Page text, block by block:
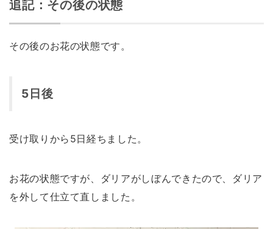
追記：その後の状態
その後のお花の状態です。
5日後
受け取りから5日経ちました。
お花の状態ですが、ダリアがしぼんできたので、ダリア
を外して仕立て直しました。